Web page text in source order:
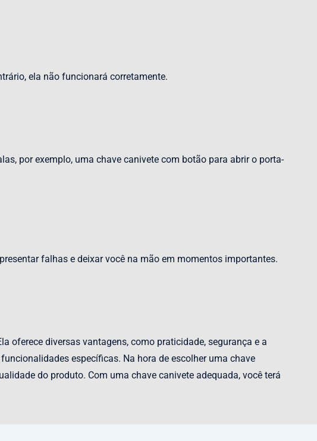
ela não funcionará corretamente.
por exemplo, uma chave canivete com botão para abrir o porta-
falhas e deixar você na mão em momentos importantes.
oferece diversas vantagens, como praticidade, segurança e a
específicas. Na hora de escolher uma chave
do produto. Com uma chave canivete adequada, você terá